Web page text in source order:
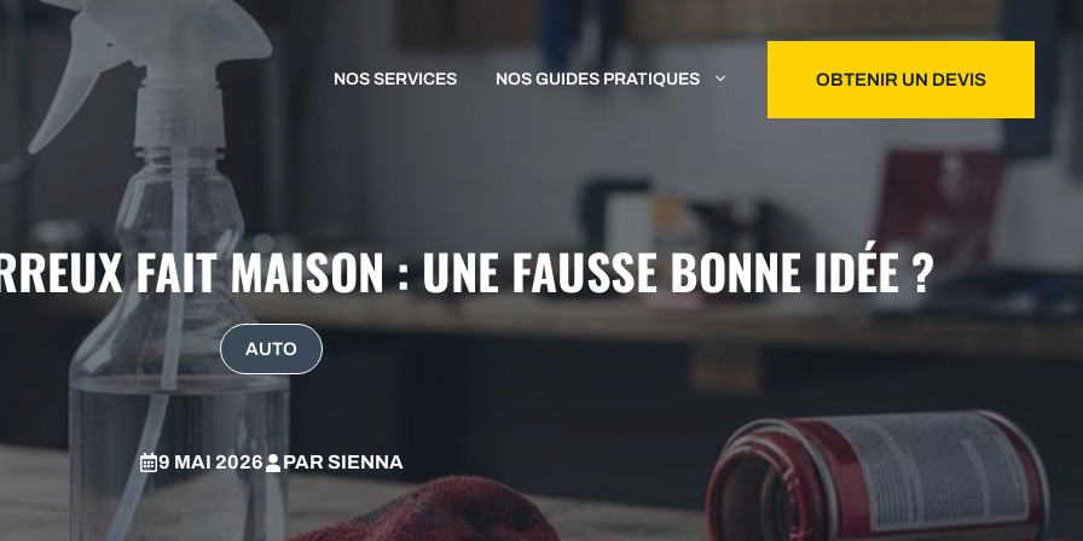
NOS SERVICES NOS GUIDES PRATIQUES OBTENIR UN DEVIS
FAIT MAISON : UNE FAUSSE BONNE IDÉE ?
AUTO
9 MAI 2026 PAR SIENNA